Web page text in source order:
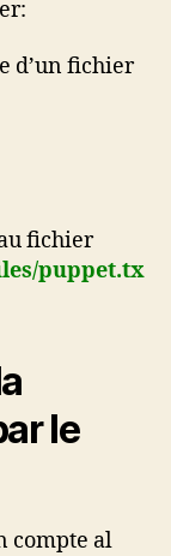
d’un fichier
fichier
puppet.tx
le
compte al